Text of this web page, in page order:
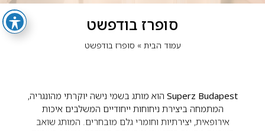
סופרז בודפשט
עמוד הבית» סופרז בודפשט
Superz Budapestהוא מותג בשמי נישה יוקרתי מהונגריה,
המתמחה ביצירת ניחוחות ייחודיים המשלבים איכות
אירופאית, יצירתיות וחומרי גלם מובחרים. המותג שואב